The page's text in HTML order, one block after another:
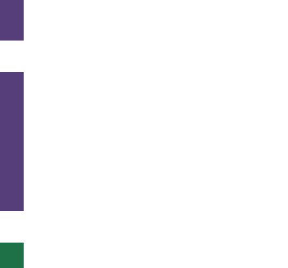
数、投出数、最低分、最低位次）。在一分一段表中查找与自己
考虑其投档分数线、该分数当年在全省的排位以及在我省招生计
学校，看今年自己的分数超过一段线多少分。如果超过了100分
业的志愿填报梯度。